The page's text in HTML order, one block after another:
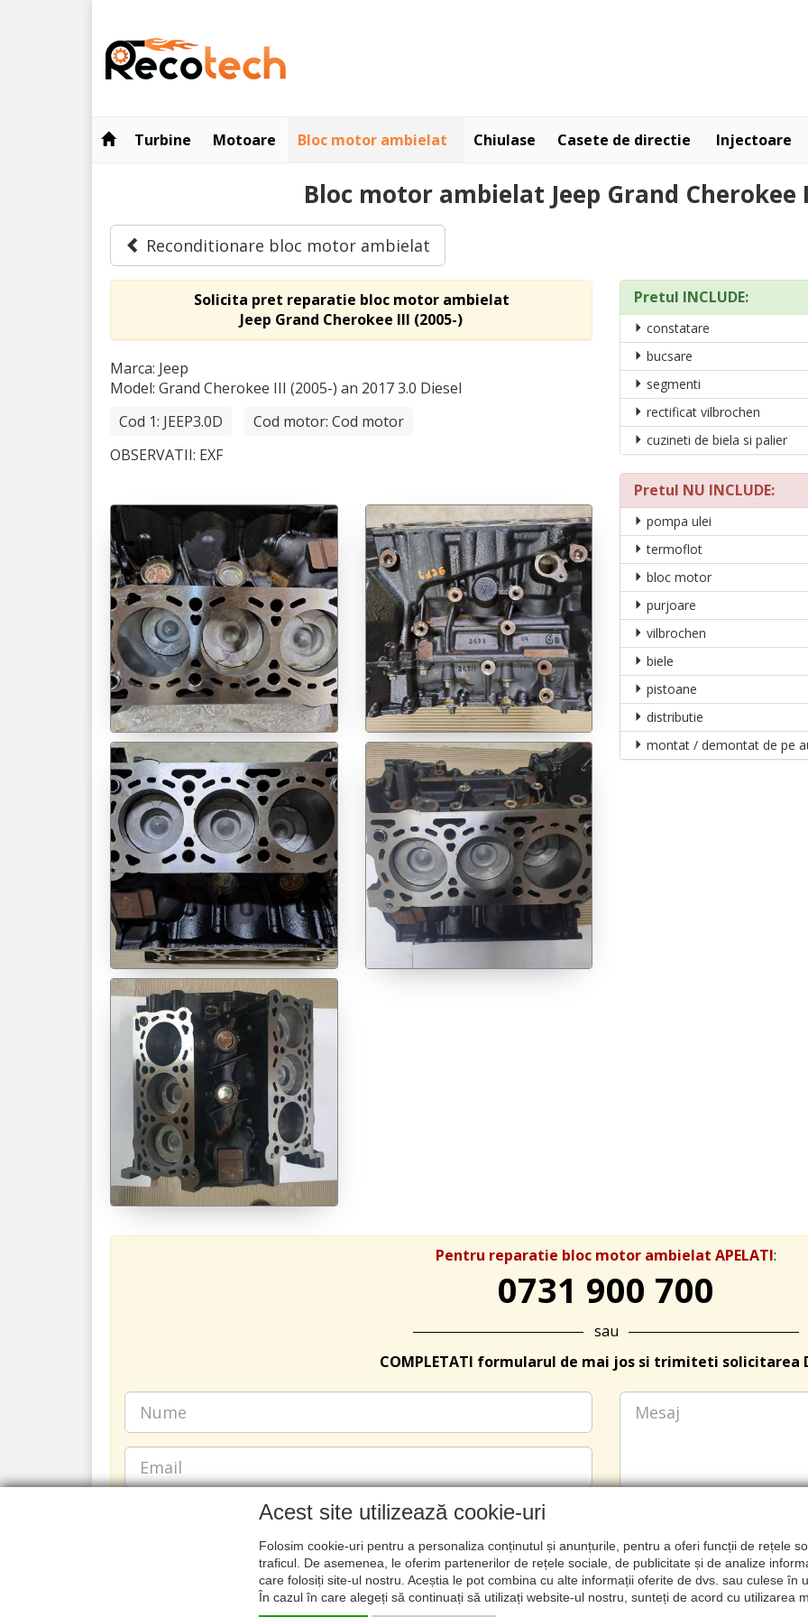
Turbine Motoare Bloc motor ambielat Chiulase Casete de directie Injectoare
Bloc motor ambielat Jeep Grand Cherokee
Reconditionare bloc motor ambielat
Solicita pret reparatie bloc motor ambielat
Jeep Grand Cherokee III (2005-)
Marca: Jeep
Model: Grand Cherokee III (2005-) an 2017 3.0 Diesel
Cod 1: JEEP3.0D
Cod motor: Cod motor
OBSERVATII: EXF
Pretul INCLUDE:
constatare
bucsare
segmenti
rectificat vilbrochen
cuzineti de biela si palier
Pretul NU INCLUDE:
pompa ulei
termoflot
bloc motor
purjoare
vilbrochen
biele
pistoane
distributie
montat / demontat de pe
Pentru reparatie bloc motor ambielat APELATI:
0731 900 700
sau
COMPLETATI formularul de mai jos si trimiteti solicitarea
Acest site utilizează cookie-uri
Folosim cookie-uri pentru a personaliza conținutul și anunțurile, pentru a oferi funcții de rețele
traficul. De asemenea, le oferim partenerilor de rețele sociale, de publicitate și de analize
care folosiți site-ul nostru. Aceștia le pot combina cu alte informații oferite de dvs. sau culese în
În cazul în care alegeți să continuați să utilizați website-ul nostru, sunteți de acord cu utilizarea